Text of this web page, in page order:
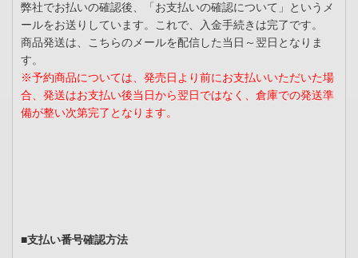
弊社でお払いの確認後、「お支払いの確認について」というメ
ールをお送りしています。これで、入金手続きは完了です。
商品発送は、こちらのメールを配信した当日～翌日となりま
す。
※予約商品については、発売日より前にお支払いいただいた場
合、発送はお支払い後当日から翌日ではなく、倉庫での発送準
備が整い次第完了となります。
■支払い番号確認方法